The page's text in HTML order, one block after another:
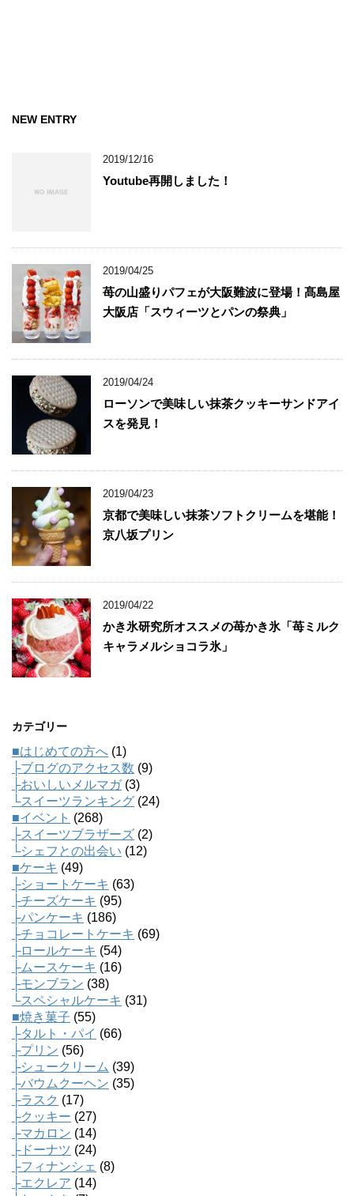
NEW ENTRY
2019/12/16
Youtube再開しました！
2019/04/25
苺の山盛りパフェが大阪難波に登場！髙島屋
大阪店「スウィーツとパンの祭典」
2019/04/24
ローソンで美味しい抹茶クッキーサンドアイ
スを発見！
2019/04/23
京都で美味しい抹茶ソフトクリームを堪能！
京八坂プリン
2019/04/22
かき氷研究所オススメの苺かき氷「苺ミルク
キャラメルショコラ氷」
カテゴリー
■はじめての方へ (1)
├ブログのアクセス数 (9)
├おいしいメルマガ(3)
└スイーツランキング (24)
■イベント (268)
├スイーツブラザーズ (2)
└シェフとの出会い (12)
■ケーキ (49)
├ショートケーキ (63)
├チーズケーキ (95)
├パンケーキ (186)
├チョコレートケーキ (69)
├ロールケーキ (54)
├ムースケーキ (16)
├モンブラン (38)
└スペシャルケーキ (31)
■焼き菓子 (55)
├タルト・パイ (66)
├プリン (56)
├シュークリーム (39)
├バウムクーヘン (35)
├ラスク (17)
├クッキー (27)
├マカロン (14)
├ドーナツ (24)
├フィナンシェ (8)
├エクレア (14)